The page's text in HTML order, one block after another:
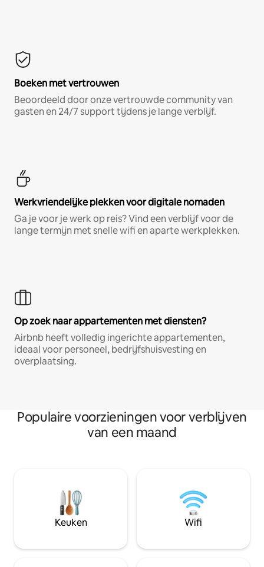
Boeken met vertrouwen
Beoordeeld door onze vertrouwde community van
gasten en 24/7 support tijdens je lange verblijf.
Werkvriendelijke plekken voor digitale nomaden
Ga je voor je werk op reis? Vind een verblijf voor de
lange termijn met snelle wifi en aparte werkplekken.
Op zoek naar appartementen met diensten?
Airbnb heeft volledig ingerichte appartementen,
ideaal voor personeel, bedrijfshuisvesting en
overplaatsing.
Populaire voorzieningen voor verblijven
van een maand
Keuken Wifi